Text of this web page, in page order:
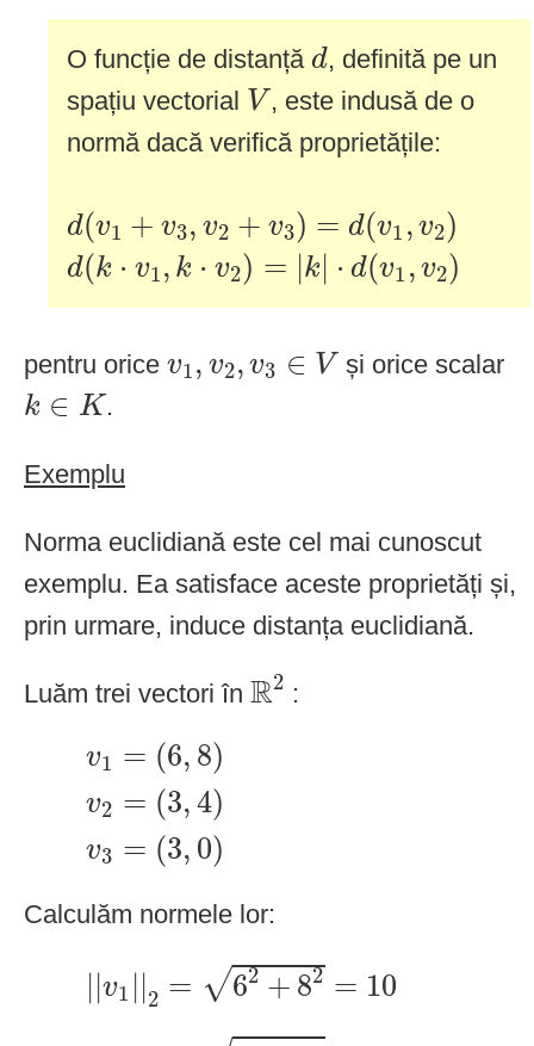
O funcție de distanță d
d, definită pe un
spațiu vectorial V
V, este indusă de o
normă dacă verifică proprietățile:
d(v1 + v3, v2 + v3) = d(v1 , v2)
d( + v d ,v
d(k ⋅ v1, k ⋅ v2) = |k| ⋅ d(v1 , v2)
d(k ⋅v =| d( v v2
pentru orice v1, v2, v3 ∈ V
v v2 v3 ∈ V
și orice scalar
k ∈ K
k ∈ K .
Exemplu
Norma euclidiană este cel mai cunoscut
exemplu. Ea satisface aceste proprietăți și,
prin urmare, induce distanța euclidiană.
Luăm trei vectori în R2
R2
:
v1 = (6, 8)
v2 = (3,4)
v3 = (3, 0)
(6, 8)v
Calculăm normele lor:
|v1 2 = √62 + 82 = 10
| v 62+82=
32+42=